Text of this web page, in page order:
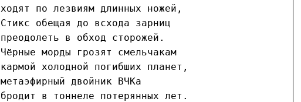
ходят по лезвиям длинных ножей,
Стикс обещая до всхода зарниц
преодолеть в обход сторожей.
Чёрные морды грозят смельчакам
кармой холодной погибших планет,
метаэфирный двойник ВЧКа
бродит в тоннеле потерянных лет.